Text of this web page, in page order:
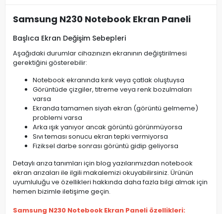
Samsung N230 Notebook Ekran Paneli
Başlıca Ekran Değişim Sebepleri
Aşağıdaki durumlar cihazınızın ekranının değiştirilmesi
gerektiğini gösterebilir:
Notebook ekranında kırık veya çatlak oluştuysa
Görüntüde çizgiler, titreme veya renk bozulmaları
varsa
Ekranda tamamen siyah ekran (görüntü gelmeme)
problemi varsa
Arka ışık yanıyor ancak görüntü görünmüyorsa
Sıvı teması sonucu ekran tepki vermiyorsa
Fiziksel darbe sonrası görüntü gidip geliyorsa
Detaylı arıza tanımları için blog yazılarımızdan notebook
ekran arızaları ile ilgili makalemizi okuyabilirsiniz. Ürünün
uyumluluğu ve özellikleri hakkında daha fazla bilgi almak için
hemen bizimle iletişime geçin.
Samsung N230 Notebook Ekran Paneli özellikleri: